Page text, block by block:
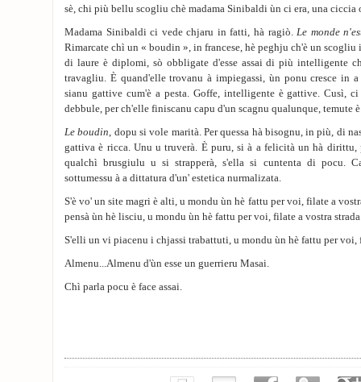
sè, chi più bellu scogliu chè madama Sinibaldi ùn ci era, una ciccia
Madama Sinibaldi ci vede chjaru in fatti, hà ragiò.Le monde
Rimarcate chì un « boudin », in francese, hè peghju ch'è un scogliu
di laure è diplomi, sò obbligate d'esse assai di più intelligente
travagliu. È quand'elle trovanu à impiegassi, ùn ponu cresce in
sianu gattive cum'è a pesta. Goffe, intelligente è gattive. Cusì,
debbule, per ch'elle finiscanu capu d'un scagnu qualunque, temute
Le boudin, dopu si vole marità. Per quessa hà bisognu, in più, di
gattiva è ricca. Unu u truverà. È puru, si à a felicità un hà dirittu,
qualchì brusgiulu u si strapperà, s'ella si cuntenta di pocu.
sottumessu à a dittatura d'un' estetica nurmalizata.
S'è vo' un site magri è alti, u mondu ùn hè fattu per voi, filate a
pensà ùn hè lisciu, u mondu ùn hè fattu per voi, filate a vostra
S'elli un vi piacenu i chjassi trabattuti, u mondu ùn hè fattu per voi,
Almenu...Almenu d'ùn esse un guerrieru Masai.
Chì parla pocu è face assai.